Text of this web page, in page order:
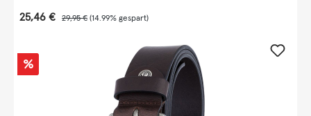
Verkaufspreis:
25,46 € Regulärer Preis:
29,95 € (14.99% gespart)
Rabatt
%